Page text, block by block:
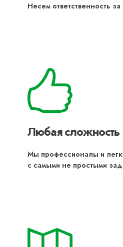
Несем ответственность
Любая сложность
Мы профессионалы и
с самыми не простыми